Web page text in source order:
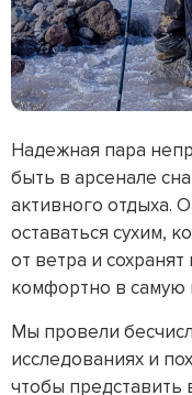
Надежная пара
быть в арсенале
активного отдыха.
оставаться сухим,
от ветра и
комфортно в самую
Мы провели
исследованиях и
чтобы представить